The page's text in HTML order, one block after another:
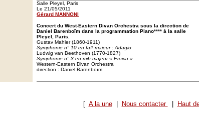
Salle Pleyel, Paris
Le 21/05/2011
Gérard MANNONI
Concert du West-Eastern Divan Orchestra sous la direction de
Daniel Barenboïm dans la programmation Piano**** à la salle
Pleyel, Paris.
Gustav Mahler (1860-1911)
Symphonie n° 10 en fa# majeur: Adagio
Ludwig van Beethoven (1770-1827)
Symphonie n° 3 en mib majeur « Eroica »
Western-Eastern Divan Orchestra
direction : Daniel Barenboïm
[ A la une| Nous contacter Haut